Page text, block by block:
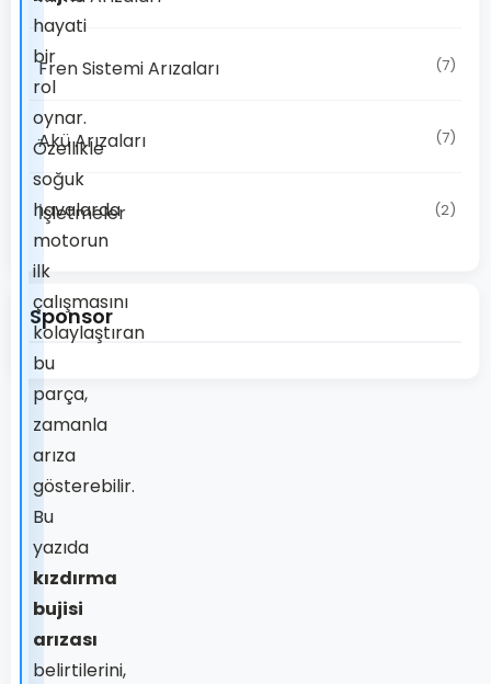
hayati
bir
rol
oynar.
Özellikle
soğuk
havalarda
motorun
ilk
çalışmasını
kolaylaştıran
bu
parça,
zamanla
arıza
gösterebilir.
Bu
yazıda
kızdırma
bujisi
arızası
belirtilerini,
Fren Sistemi Arızaları (7)
Akü Arızaları (7)
İşletmeler (2)
Sponsor